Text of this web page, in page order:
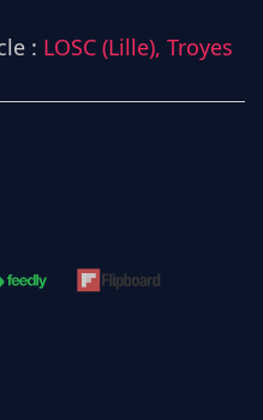
: LOSC (Lille), Troyes